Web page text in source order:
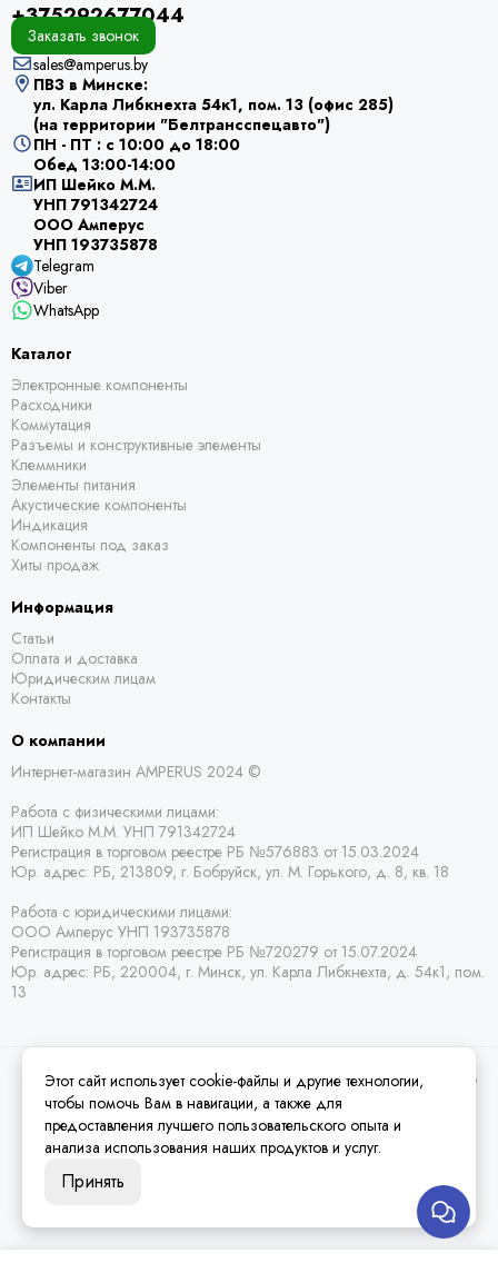
+375292677044
Заказать звонок
sales@amperus.by
ПВЗ в Минске:
ул. Карла Либкнехта 54к1, пом. 13 (офис 285)
(на территории "Белтрансспецавто")
ПН - ПТ : с 10:00 до 18:00
Обед 13:00-14:00
ИП Шейко М.М.
УНП 791342724
ООО Амперус
УНП 193735878
Telegram
Viber
WhatsApp
Каталог
Электронные компоненты
Расходники
Коммутация
Разъемы и конструктивные элементы
Клеммники
Элементы питания
Акустические компоненты
Индикация
Компоненты под заказ
Хиты продаж
Информация
Статьи
Оплата и доставка
Юридическим лицам
Контакты
О компании
Интернет-магазин AMPERUS 2024 ©
Работа с физическими лицами:
ИП Шейко М.М. УНП 791342724
Регистрация в торговом реестре РБ №576883 от 15.03.2024
Юр. адрес: РБ, 213809, г. Бобруйск, ул. М. Горького, д. 8, кв. 18
Работа с юридическими лицами:
ООО Амперус УНП 193735878
Регистрация в торговом реестре РБ №720279 от 15.07.2024
Юр. адрес: РБ, 220004, г. Минск, ул. Карла Либкнехта, д. 54к1, пом.
13
2026 © Amperus Радиодетали Минск | купить в розницу, оптом и почтой по
Беларуси.Карта сайта
Этот сайт использует cookie-файлы и другие технологии,
чтобы помочь Вам в навигации, а также для
предоставления лучшего пользовательского опыта и
анализа использования наших продуктов и услуг.
Принять